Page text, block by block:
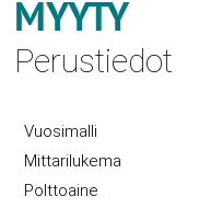
MYYTY
Perustiedot
Vuosimalli
Mittarilukema
Polttoaine